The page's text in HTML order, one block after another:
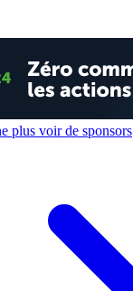
plus voir de sponsors